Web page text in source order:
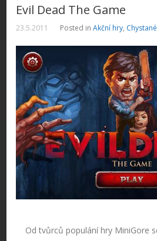
Evil Dead The Game
23.5.2011 Posted inAkční hry,
Od tvůrců populání hry MiniGore